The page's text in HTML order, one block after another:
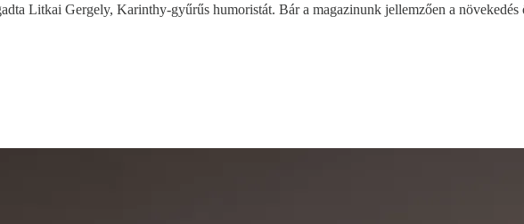
Litkai Gergely, Karinthy-gyűrűs humoristát. Bár a magazinunk jellemzően a